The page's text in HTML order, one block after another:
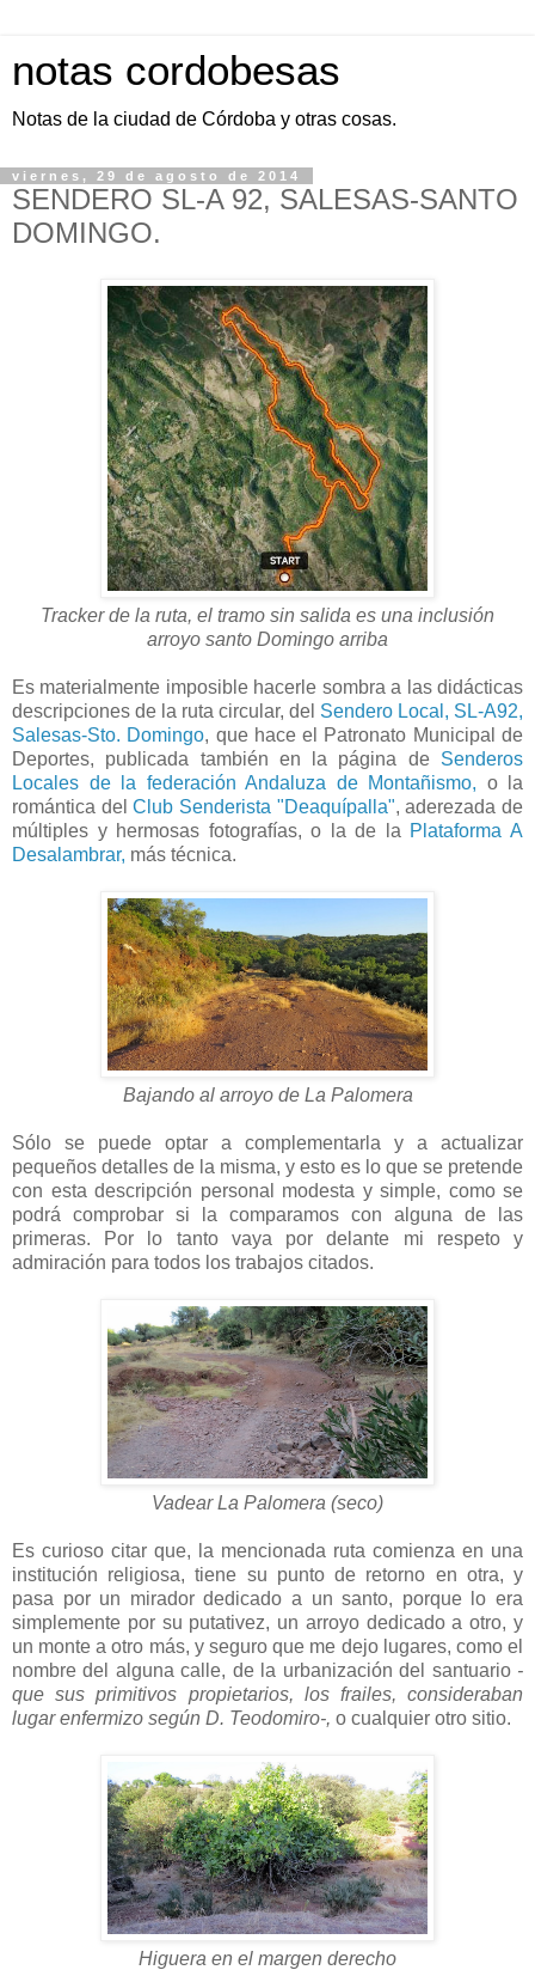
notas cordobesas
Notas de la ciudad de Córdoba y otras cosas.
viernes, 29 de agosto de 2014
SENDERO SL-A 92, SALESAS-SANTO
DOMINGO.
Tracker de la ruta, el tramo sin salida es una inclusión
arroyo santo Domingo arriba
Es materialmente imposible hacerle sombra a las didácticas
descripciones de la ruta circular, del Sendero Local, SL-A92,
Salesas-Sto. Domingo, que hace el Patronato Municipal de
Deportes, publicada también en la página de Senderos
Locales de la federación Andaluza de Montañismo, o la
romántica delClub Senderista "Deaquípalla", aderezada de
múltiples y hermosas fotografías, o la de la Plataforma A
Desalambrar, más técnica.
Bajando al arroyo de La Palomera
Sólo se puede optar a complementarla y a actualizar
pequeños detalles de la misma, y esto es lo que se pretende
con esta descripción personal modesta y simple, como se
podrá comprobar si la comparamos con alguna de las
primeras. Por lo tanto vaya por delante mi respeto y
admiración para todos los trabajos citados.
Vadear La Palomera (seco)
Es curioso citar que, la mencionada ruta comienza en una
institución religiosa, tiene su punto de retorno en otra, y
pasa por un mirador dedicado a un santo, porque lo era
simplemente por su putativez, un arroyo dedicado a otro, y
un monte a otro más, y seguro que me dejo lugares, como el
nombre del alguna calle, de la urbanización del santuario -
que sus primitivos propietarios, los frailes, consideraban
lugar enfermizo según D. Teodomiro-, o cualquier otro sitio.
Higuera en el margen derecho